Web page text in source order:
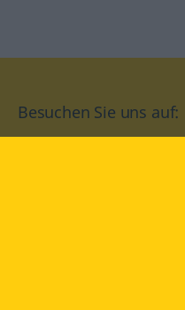
Besuchen Sie uns auf: